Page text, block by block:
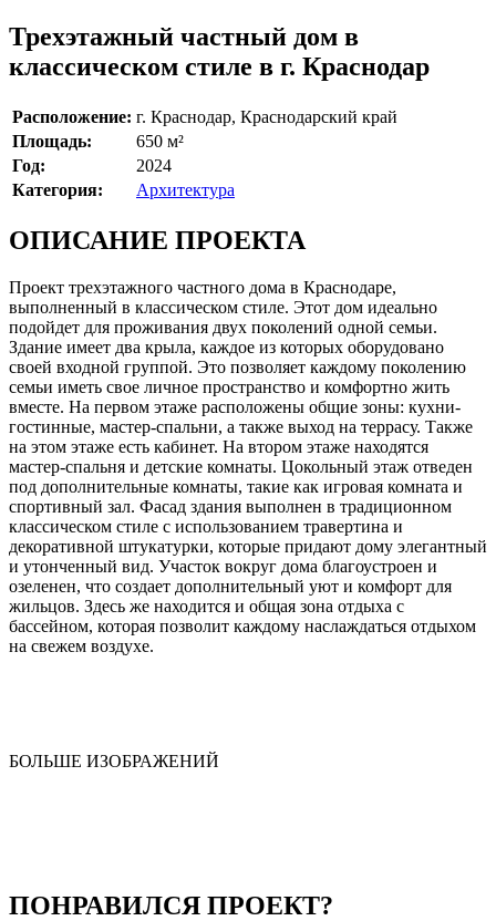
Трехэтажный частный дом в
классическом стиле в г. Краснодар
Расположение: г. Краснодар, Краснодарский край
Площадь:
650 м²
Год:
2024
Категория:
Архитектура
ОПИСАНИЕ ПРОЕКТА
Проект трехэтажного частного дома в Краснодаре,
выполненный в классическом стиле. Этот дом идеально
подойдет для проживания двух поколений одной семьи.
Здание имеет два крыла, каждое из которых оборудовано
своей входной группой. Это позволяет каждому поколению
семьи иметь свое личное пространство и комфортно жить
вместе. На первом этаже расположены общие зоны: кухни-
гостинные, мастер-спальни, а также выход на террасу. Также
на этом этаже есть кабинет. На втором этаже находятся
мастер-спальня и детские комнаты. Цокольный этаж отведен
под дополнительные комнаты, такие как игровая комната и
спортивный зал. Фасад здания выполнен в традиционном
классическом стиле с использованием травертина и
декоративной штукатурки, которые придают дому элегантный
и утонченный вид. Участок вокруг дома благоустроен и
озеленен, что создает дополнительный уют и комфорт для
жильцов. Здесь же находится и общая зона отдыха с
бассейном, которая позволит каждому наслаждаться отдыхом
на свежем воздухе.
БОЛЬШЕ ИЗОБРАЖЕНИЙ
ПОНРАВИЛСЯ ПРОЕКТ?